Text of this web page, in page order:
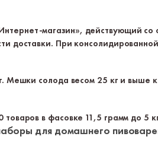
магазин», действующий со
доставки. При
Мешки солода весом 25 кг и выше
товаров в фасовке 11,5 грамм до 5
для домашнего